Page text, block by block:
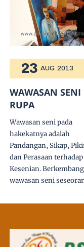
23 AUG 2013
WAWASAN SENI
RUPA
Wawasan seni pada
hakekatnya adalah
Pandangan, Sikap,
dan Perasaan terhadap
Kesenian.
wawasan seni